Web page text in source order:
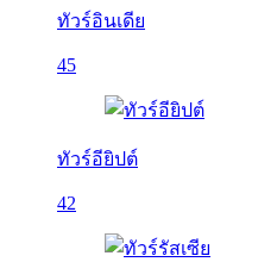
ทัวร์อินเดีย
45
ทัวร์อียิปต์
42